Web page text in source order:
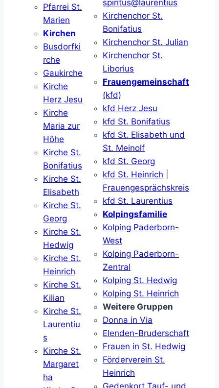
Pfarrei St.
Marien
Kirchen
Busdorfki
rche
Gaukirche
Kirche
Herz Jesu
Kirche
Maria zur
Höhe
Kirche St.
Bonifatius
Kirche St.
Elisabeth
Kirche St.
Georg
Kirche St.
Hedwig
Kirche St.
Heinrich
Kirche St.
Kilian
Kirche St.
Laurentiu
s
Kirche St.
Margaret
ha
spiritus@laurentius
Kirchenchor St.
Bonifatius
Kirchenchor St. Julian
Kirchenchor St.
Liborius
Frauengemeinschaft
(kfd)
kfd Herz Jesu
kfd St. Bonifatius
kfd St. Elisabeth und
St. Meinolf
kfd St. Georg
kfd St. Heinrich
Frauengesprächskreis
kfd St. Laurentius
Kolpingsfamilie
Kolping Paderborn-
West
Kolping Paderborn-
Zentral
Kolping St. Hedwig
Kolping St. Heinrich
Weitere Gruppen
Donna in Via
Elenden-Bruderschaft
Frauen in St. Hedwig
Förderverein St.
Heinrich
Gedenkort Tauf- und